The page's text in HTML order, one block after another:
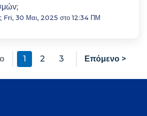
Fri, 30 Μαι, 2025 στο 12:34 ΠΜ
1 2 3 Επόμενο >